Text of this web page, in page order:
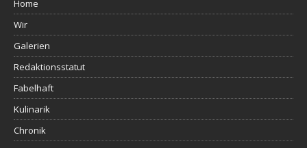
Home
Wir
Galerien
Redaktionsstatut
Fabelhaft
Kulinarik
Chronik